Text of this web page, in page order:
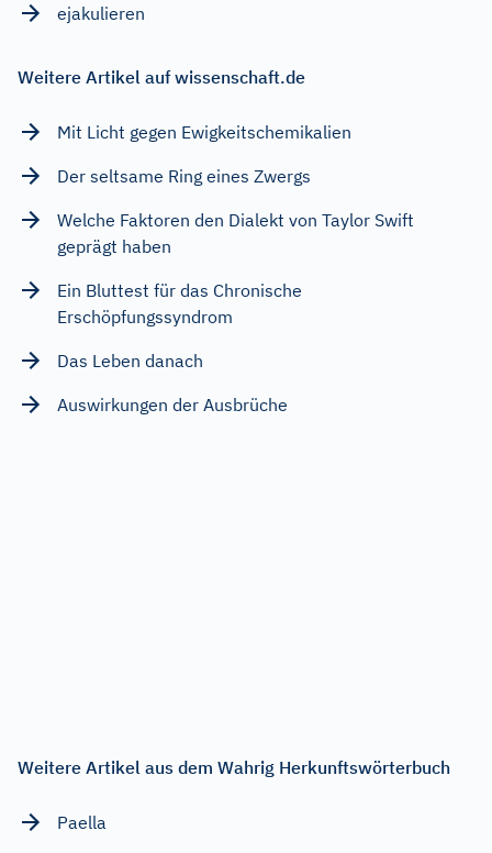
ejakulieren
Weitere Artikel auf wissenschaft.de
Mit Licht gegen Ewigkeitschemikalien
Der seltsame Ring eines Zwergs
Welche Faktoren den Dialekt von Taylor Swift
geprägt haben
Ein Bluttest für das Chronische
Erschöpfungssyndrom
Das Leben danach
Auswirkungen der Ausbrüche
Weitere Artikel aus dem Wahrig Herkunftswörterbuch
Paella